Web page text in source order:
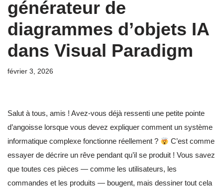
générateur de
diagrammes d’objets IA
dans Visual Paradigm
février 3, 2026
Salut à tous, amis ! Avez-vous déjà ressenti une petite pointe
d’angoisse lorsque vous devez expliquer comment un système
informatique complexe fonctionne réellement ?
C’est comme
essayer de décrire un rêve pendant qu’il se produit ! Vous savez
que toutes ces pièces — comme les utilisateurs, les
commandes et les produits — bougent, mais dessiner tout cela